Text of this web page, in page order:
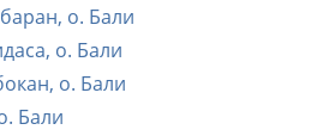
о. Бали
о. Бали
о. Бали
Бали